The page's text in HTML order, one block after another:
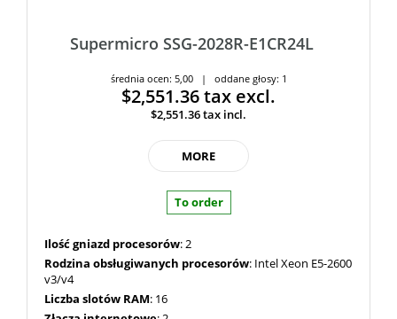
Supermicro SSG-2028R-E1CR24L
średnia ocen: 5,00 | oddane głosy: 1
$2,551.36tax excl.
$2,551.36tax incl.
MORE
To order
Ilość gniazd procesorów: 2
Rodzina obsługiwanych procesorów: Intel Xeon E5-2600
v3/v4
Liczba slotów RAM: 16